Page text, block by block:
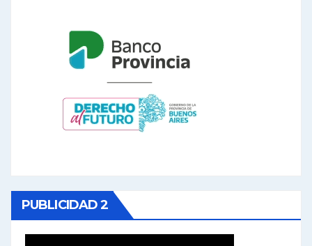
PUBLICIDAD 2